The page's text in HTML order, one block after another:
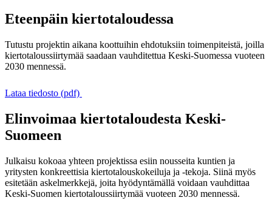
Eteenpäin kiertotaloudessa
Tutustu projektin aikana koottuihin ehdotuksiin toimenpiteistä, joilla
kiertotaloussiirtymää saadaan vauhditettua Keski-Suomessa vuoteen
2030 mennessä.
Lataa tiedosto (pdf)
Elinvoimaa kiertotaloudesta Keski-
Suomeen
Julkaisu kokoaa yhteen projektissa esiin nousseita kuntien ja
yritysten konkreettisia kiertotalouskokeiluja ja -tekoja. Siinä myös
esitetään askelmerkkejä, joita hyödyntämällä voidaan vauhdittaa
Keski-Suomen kiertotaloussiirtymää vuoteen 2030 mennessä.